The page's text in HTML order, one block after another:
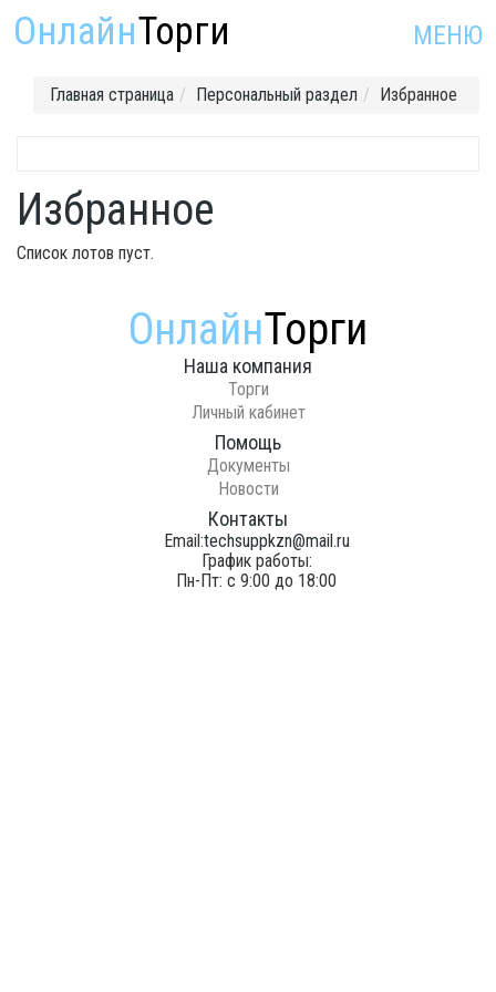
ОнлайнТорги МЕНЮ
Главная страница Персональный раздел Избранное
Избранное
Список лотов пуст.
ОнлайнТорги
Наша компания
Торги
Личный кабинет
Помощь
Документы
Новости
Контакты
Email:techsuppkzn@mail.ru
График работы:
Пн-Пт: с 9:00 до 18:00